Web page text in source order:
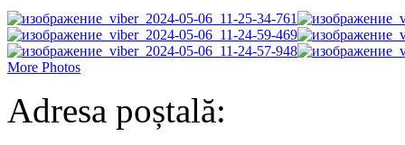
More Photos
Adresa poștală: